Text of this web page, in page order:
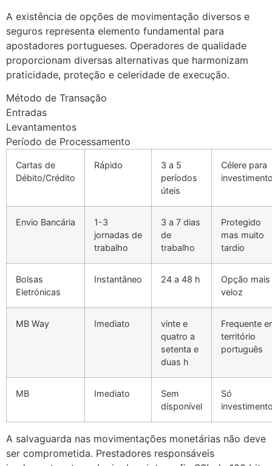
A existência de opções de movimentação diversos e
seguros representa elemento fundamental para
apostadores portugueses. Operadores de qualidade
proporcionam diversas alternativas que harmonizam
praticidade, proteção e celeridade de execução.
Método de Transação
Entradas
Levantamentos
Período de Processamento
Cartas de
Débito/Crédito
Rápido
3 a 5
períodos
úteis
Célere para
Envio Bancária
1-3
jornadas de
trabalho
3 a 7 dias
de
trabalho
Protegido
mas muito
tardio
Bolsas
Eletrónicas
Instantâneo 24 a 48 h
Opção mais
veloz
MB Way Imediato
vinte e
quatro a
setenta e
duas h
Frequente
território
português
MB Imediato
Sem
disponível
Só
A salvaguarda nas movimentações monetárias não deve
ser comprometida. Prestadores responsáveis